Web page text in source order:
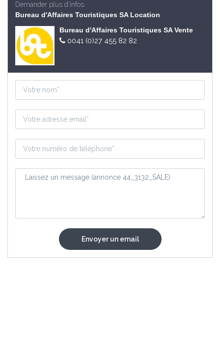
Demander plus d'infos
Bureau d'Affaires Touristiques SA Location
Bureau d'Affaires Touristiques SA Vente
0041 (0)27 455 82 82